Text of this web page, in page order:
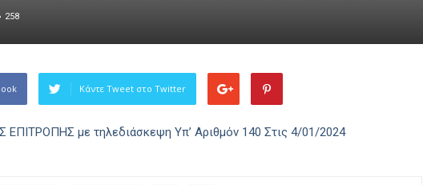
258
Κάντε Tweet στο Twitter
ΕΠΙΤΡΟΠΗΣ με τηλεδιάσκεψη Υπ’ Αριθμόν 140 Στις 4/01/2024